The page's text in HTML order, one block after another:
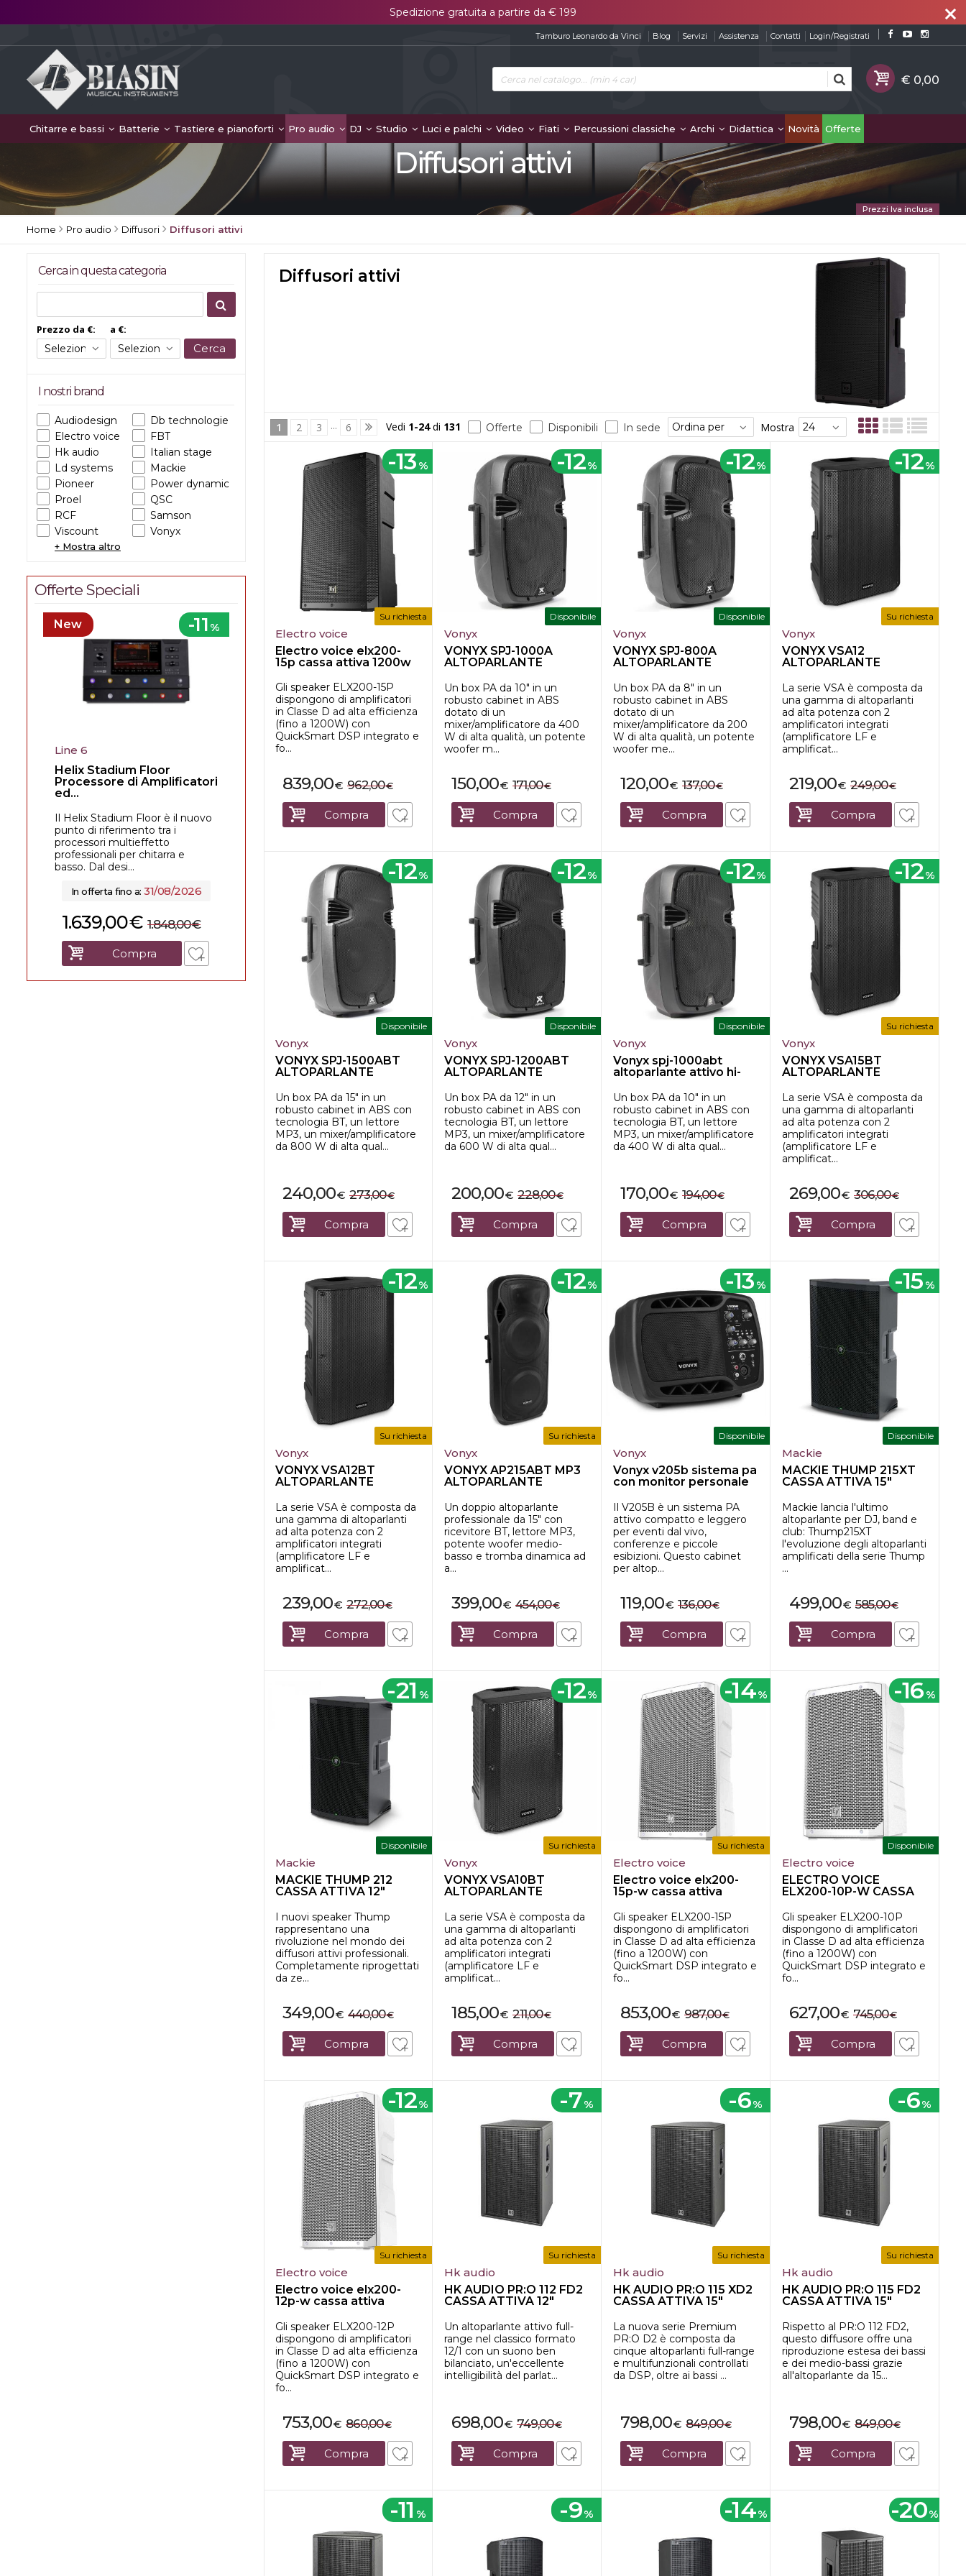
close
Spedizione gratuita a partire da € 199
Tamburo Leonardo da Vinci Blog Servizi Assistenza Contatti Login/Registrati
Chitarre e bassi Batterie Tastiere e pianoforti Pro audio DJ Studio Luci e palchi Video Fiati Percussioni classiche Archi Didattica Novità Offerte
Diffusori attivi
Prezzi Iva inclusa
Home Pro audio Diffusori Diffusori attivi
Diffusori attivi
1 2 3 ... 6 Vedi 1-24di 131 Mostra
Offerte Disponibili In sede
-13 %
Su richiesta
Electro voice
Electro voice elx200-
15p cassa attiva 1200w
Gli speaker ELX200-15P
dispongono di amplificatori
in Classe D ad alta efficienza
(fino a 1200W) con
QuickSmart DSP integrato e
fo...
€
839,00 €
962,00
Compra
-12%
Disponibile
Vonyx
VONYX SPJ-1000A
ALTOPARLANTE
Un box PA da 10" in un
robusto cabinet in ABS
dotato di un
mixer/amplificatore da 400
W di alta qualità, un potente
woofer m...
€
150,00 €
171,00
Compra
-12%
Disponibile
Vonyx
VONYX SPJ-800A
ALTOPARLANTE
Un box PA da 8" in un
robusto cabinet in ABS
dotato di un
mixer/amplificatore da 200
W di alta qualità, un potente
woofer me...
€
120,00 €
137,00
Compra
-12%
Su richiesta
Vonyx
VONYX VSA12
ALTOPARLANTE
AMPLIFICATO 12&...
La serie VSA è composta da
una gamma di altoparlanti
ad alta potenza con 2
amplificatori integrati
(amplificatore LF e
amplificat...
€
219,00 €
249,00
Compra
-12%
Disponibile
Vonyx
VONYX SPJ-1500ABT
ALTOPARLANTE
Un box PA da 15" in un
robusto cabinet in ABS con
tecnologia BT, un lettore
MP3, un mixer/amplificatore
da 800 W di alta qual...
€
240,00 €
273,00
Compra
-12%
Disponibile
Vonyx
VONYX SPJ-1200ABT
ALTOPARLANTE
Un box PA da 12" in un
robusto cabinet in ABS con
tecnologia BT, un lettore
MP3, un mixer/amplificatore
da 600 W di alta qual...
€
200,00 €
228,00
Compra
-12%
Disponibile
Vonyx
Vonyx spj-1000abt
altoparlante attivo hi-
Un box PA da 10" in un
robusto cabinet in ABS con
tecnologia BT, un lettore
MP3, un mixer/amplificatore
da 400 W di alta qual...
€
170,00 €
194,00
Compra
-12%
Su richiesta
Vonyx
VONYX VSA15BT
ALTOPARLANTE
AMPLIFICATO 1...
La serie VSA è composta da
una gamma di altoparlanti
ad alta potenza con 2
amplificatori integrati
(amplificatore LF e
amplificat...
€
269,00 €
306,00
Compra
-12%
Su richiesta
Vonyx
VONYX VSA12BT
ALTOPARLANTE
AMPLIFICATO 1...
La serie VSA è composta da
una gamma di altoparlanti
ad alta potenza con 2
amplificatori integrati
(amplificatore LF e
amplificat...
€
239,00 €
272,00
Compra
-12%
Su richiesta
Vonyx
VONYX AP215ABT MP3
ALTOPARLANTE
Un doppio altoparlante
professionale da 15" con
ricevitore BT, lettore MP3,
potente woofer medio-
basso e tromba dinamica ad
a...
€
399,00 €
454,00
Compra
-13 %
Disponibile
Vonyx
Vonyx v205b sistema pa
con monitor personale
Il V205B è un sistema PA
attivo compatto e leggero
per eventi dal vivo,
conferenze e piccole
esibizioni. Questo cabinet
per altop...
€
119,00 €
136,00
Compra
-15 %
Disponibile
Mackie
MACKIE THUMP 215XT
CASSA ATTIVA 15"
Mackie lancia l'ultimo
altoparlante per DJ, band e
club: Thump215XT
l'evoluzione degli altoparlanti
amplificati della serie Thump
...
€
499,00 €
585,00
Compra
-21 %
Disponibile
Mackie
MACKIE THUMP 212
CASSA ATTIVA 12"
I nuovi speaker Thump
rappresentano una
rivoluzione nel mondo dei
diffusori attivi professionali.
Completamente riprogettati
da ze...
€
349,00 €
440,00
Compra
-12%
Su richiesta
Vonyx
VONYX VSA10BT
ALTOPARLANTE
AMPLIFICATO 1...
La serie VSA è composta da
una gamma di altoparlanti
ad alta potenza con 2
amplificatori integrati
(amplificatore LF e
amplificat...
€
185,00 €
211,00
Compra
-14%
Su richiesta
Electro voice
Electro voice elx200-
15p-w cassa attiva
1200w bian...
Gli speaker ELX200-15P
dispongono di amplificatori
in Classe D ad alta efficienza
(fino a 1200W) con
QuickSmart DSP integrato e
fo...
€
853,00 €
987,00
Compra
-16 %
Disponibile
Electro voice
ELECTRO VOICE
ELX200-10P-W CASSA
Gli speaker ELX200-10P
dispongono di amplificatori
in Classe D ad alta efficienza
(fino a 1200W) con
QuickSmart DSP integrato e
fo...
€
627,00 €
745,00
Compra
-12%
Su richiesta
Electro voice
Electro voice elx200-
12p-w cassa attiva
1200w bian...
Gli speaker ELX200-12P
dispongono di amplificatori
in Classe D ad alta efficienza
(fino a 1200W) con
QuickSmart DSP integrato e
fo...
€
753,00 €
860,00
Compra
-7%
Su richiesta
Hk audio
HK AUDIO PR:O 112 FD2
CASSA ATTIVA 12"
Un altoparlante attivo full-
range nel classico formato
12/1 con un suono ben
bilanciato, un'eccellente
intelligibilità del parlat...
€
698,00 €
749,00
Compra
-6%
Su richiesta
Hk audio
HK AUDIO PR:O 115 XD2
CASSA ATTIVA 15"
La nuova serie Premium
PR:O D2 è composta da
cinque altoparlanti full-range
e multifunzionali controllati
da DSP, oltre ai bassi ...
€
798,00 €
849,00
Compra
-6%
Su richiesta
Hk audio
HK AUDIO PR:O 115 FD2
CASSA ATTIVA 15"
Rispetto al PR:O 112 FD2,
questo diffusore offre una
riproduzione estesa dei bassi
e dei medio-bassi grazie
all'altoparlante da 15...
€
798,00 €
849,00
Compra
-11 % -9% -14% -20%
Cerca in questa categoria
Prezzo da €: a €:
Cerca
I nostri brand
Audiodesign
Db technologies
Electro voice
FBT
Hk audio
Italian stage
Ld systems
Mackie
Pioneer
Power dynamics
Proel
QSC
RCF
Samson
Viscount
Vonyx
Yamaha
+ Mostra altro
Offerte Speciali
-11 %
New
Line 6
Helix Stadium Floor
Processore di Amplificatori
ed...
Il Helix Stadium Floor è il nuovo
punto di riferimento tra i
processori multieffetto
professionali per chitarra e
basso. Dal desi...
In offerta fino a:31/08/2026
€
1.639,00 €
1.848,00
Compra